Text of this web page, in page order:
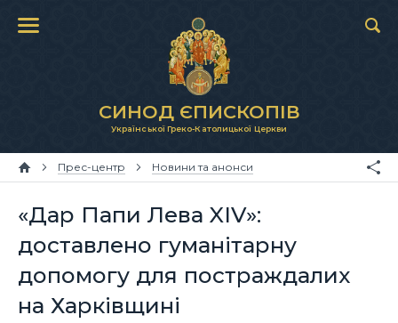
СИНОД ЄПИСКОПІВ
Української Греко-Католицької Церкви
Прес-центр Новини та анонси
«Дар Папи Лева XIV»:
доставлено гуманітарну
допомогу для постраждалих
на Харківщині